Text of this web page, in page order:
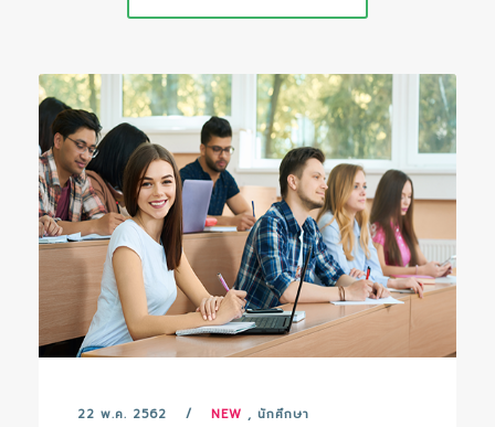
22 พ.ค. 2562 NEW , นักศึกษา